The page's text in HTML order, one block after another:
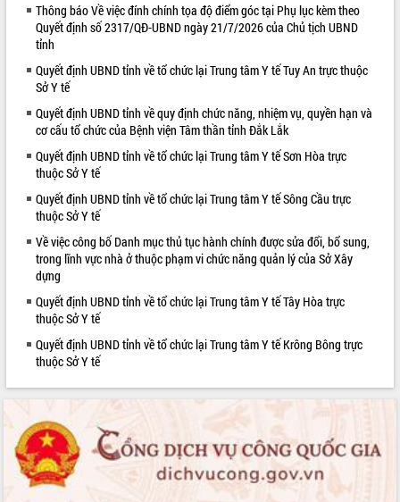
VIDEO
Loading the player...
Hội nghị UBND tỉnh Đắk Lắk thường kỳ
Lễ truy tặng danh hiệu “Bà Mẹ Việt
Nam Anh hùng” và trao Huân chương
Lao động
UBND tỉnh Đắk Lắk triển khai nhiệm
vụ 6 tháng cuối năm 2026
Kỳ họp thứ Hai, Hội đồng nhân dân
tỉnh khóa XI quyết nghị nhiều nội dung
quan trọng
Bí thư Tỉnh ủy Lương Nguyễn Minh
Triết thăm, tặng quà người có công với
cách mạng
Rà soát, hoàn thiện hệ thống thiết chế
văn hóa, thể thao đáp ứng yêu cầu
phát triển mới
Thường trực HĐND tỉnh Đắk Lắk gặp
Minh
Lễ truy điệu và an táng hài cốt liệt sĩ
tại Nghĩa trang Liệt sĩ xã Sơn Hòa
Bàn giải pháp tháo gỡ khó khăn trong
ALBUM ẢNH
LIÊN KẾT WEB
Thông báo Về việc đính chính tọa độ điểm góc tại Phụ lục kèm theo
Quyết định số 2317/QĐ-UBND ngày 21/7/2026 của Chủ tịch UBND
tỉnh
Quyết định UBND tỉnh về tổ chức lại Trung tâm Y tế Tuy An trực thuộc
Sở Y tế
Quyết định UBND tỉnh về quy định chức năng, nhiệm vụ, quyền hạn và
cơ cấu tổ chức của Bệnh viện Tâm thần tỉnh Đắk Lắk
Quyết định UBND tỉnh về tổ chức lại Trung tâm Y tế Sơn Hòa trực
thuộc Sở Y tế
Quyết định UBND tỉnh về tổ chức lại Trung tâm Y tế Sông Cầu trực
thuộc Sở Y tế
Về việc công bố Danh mục thủ tục hành chính được sửa đổi, bổ sung,
trong lĩnh vực nhà ở thuộc phạm vi chức năng quản lý của Sở Xây
dựng
Quyết định UBND tỉnh về tổ chức lại Trung tâm Y tế Tây Hòa trực
thuộc Sở Y tế
Quyết định UBND tỉnh về tổ chức lại Trung tâm Y tế Krông Bông trực
thuộc Sở Y tế